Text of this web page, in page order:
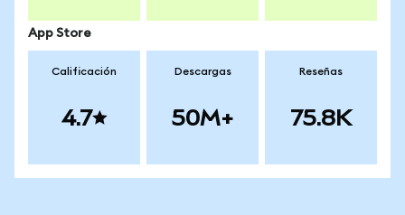
App Store
Calificación
4.7
Descargas
50M+
Reseñas
75.8K